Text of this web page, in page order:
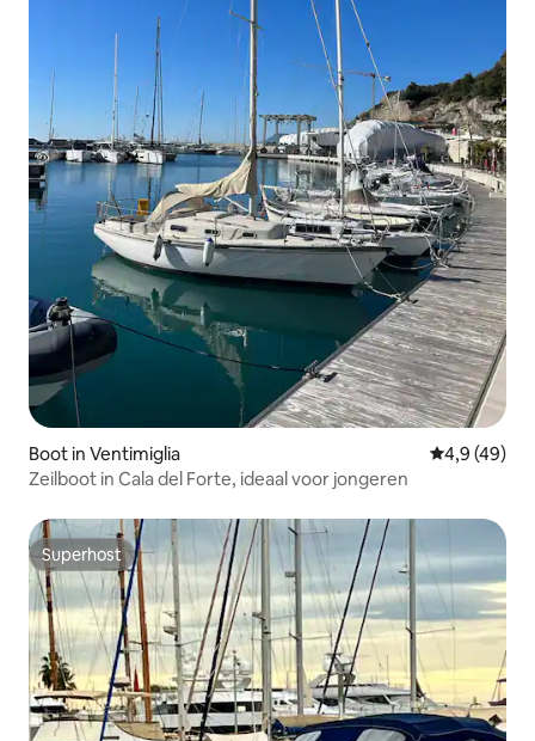
Boot in Ventimiglia
4,9 (49)
Zeilboot in Cala del Forte, ideaal voor jongeren
Superhost
Superhost